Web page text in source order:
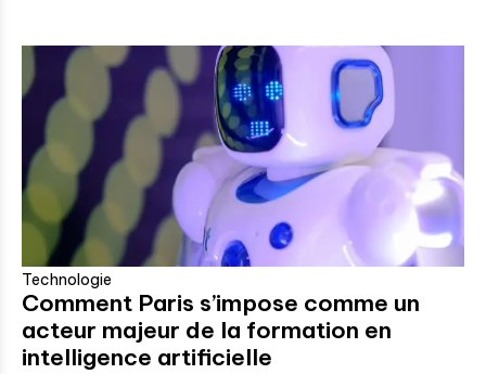
Technologie
Comment Paris s’impose comme un
acteur majeur de la formation en
intelligence artificielle